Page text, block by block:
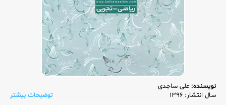
نویسنده: علی ساجدی
سال انتشار: 1396
توضیحات بیشتر